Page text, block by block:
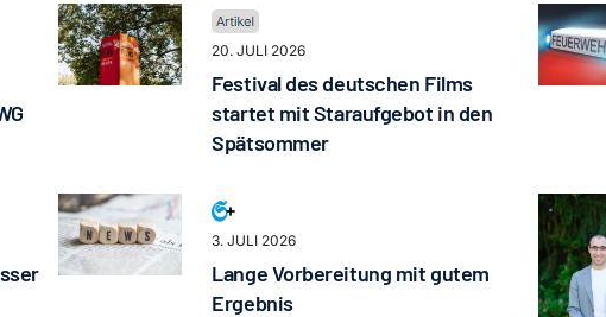
20. JULI 2026
Festival des deutschen Films
startet mit Staraufgebot in den
Spätsommer
3. JULI 2026
Lange Vorbereitung mit gutem
Ergebnis